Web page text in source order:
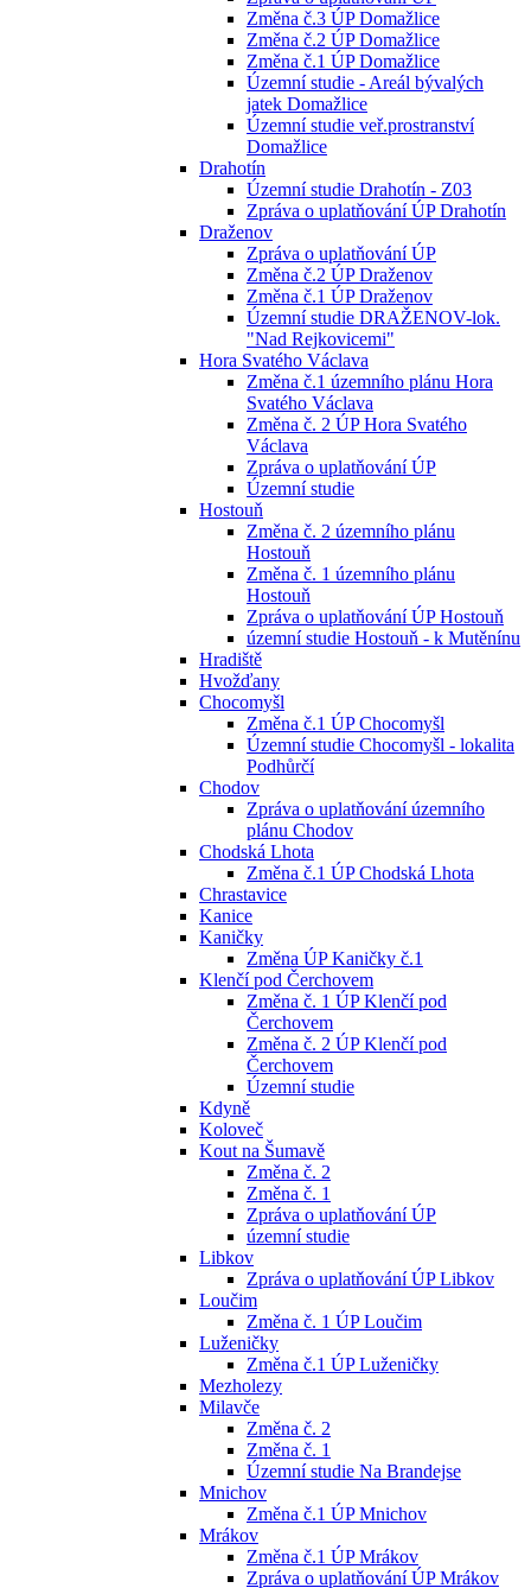
Změna č.3 ÚP Domažlice
Změna č.2 ÚP Domažlice
Změna č.1 ÚP Domažlice
Územní studie - Areál bývalých
jatek Domažlice
Územní studie veř.prostranství
Domažlice
Drahotín
Územní studie Drahotín - Z03
Zpráva o uplatňování ÚP Drahotín
Draženov
Zpráva o uplatňování ÚP
Změna č.2 ÚP Draženov
Změna č.1 ÚP Draženov
Územní studie DRAŽENOV-lok.
"Nad Rejkovicemi"
Hora Svatého Václava
Změna č.1 územního plánu Hora
Svatého Václava
Změna č. 2 ÚP Hora Svatého
Václava
Zpráva o uplatňování ÚP
Územní studie
Hostouň
Změna č. 2 územního plánu
Hostouň
Změna č. 1 územního plánu
Hostouň
Zpráva o uplatňování ÚP Hostouň
územní studie Hostouň - k Mutěnínu
Hradiště
Hvožďany
Chocomyšl
Změna č.1 ÚP Chocomyšl
Územní studie Chocomyšl - lokalita
Podhůrčí
Chodov
Zpráva o uplatňování územního
plánu Chodov
Chodská Lhota
Změna č.1 ÚP Chodská Lhota
Chrastavice
Kanice
Kaničky
Změna ÚP Kaničky č.1
Klenčí pod Čerchovem
Změna č. 1 ÚP Klenčí pod
Čerchovem
Změna č. 2 ÚP Klenčí pod
Čerchovem
Územní studie
Kdyně
Koloveč
Kout na Šumavě
Změna č. 2
Změna č. 1
Zpráva o uplatňování ÚP
územní studie
Libkov
Zpráva o uplatňování ÚP Libkov
Loučim
Změna č. 1 ÚP Loučim
Luženičky
Změna č.1 ÚP Luženičky
Mezholezy
Milavče
Změna č. 2
Změna č. 1
Územní studie Na Brandejse
Mnichov
Změna č.1 ÚP Mnichov
Mrákov
Změna č.1 ÚP Mrákov
Zpráva o uplatňování ÚP Mrákov